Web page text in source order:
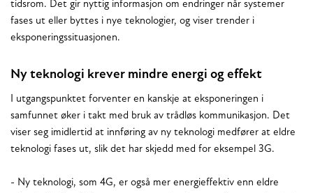
tidsrom. Det gir nyttig informasjon om endringer når systemer
fases ut eller byttes i nye teknologier, og viser trender i
eksponeringssituasjonen.
Ny teknologi krever mindre energi og effekt
I utgangspunktet forventer en kanskje at eksponeringen i
samfunnet øker i takt med bruk av trådløs kommunikasjon. Det
viser seg imidlertid at innføring av ny teknologi medfører at eldre
teknologi fases ut, slik det har skjedd med for eksempel 3G.
- Ny teknologi, som 4G, er også mer energieffektiv enn eldre